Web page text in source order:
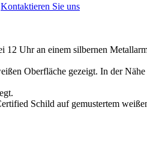
Kontaktieren Sie uns